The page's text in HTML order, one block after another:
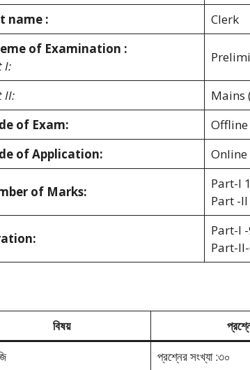
name :
Clerk
of Examination :
I:
II:
Mains
of Exam:
Offline
of Application:
Online
of Marks:
Part-I
Part -
Part-I
Part-
বিষয়
প্রশ্নের সংখ্যা :৩০